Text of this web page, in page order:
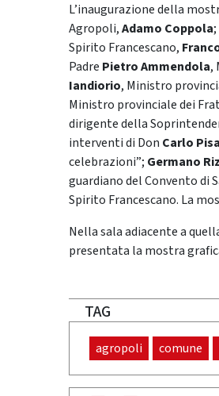
L’inaugurazione della
Agropoli,Adamo Coppola
Spirito Francescano,
Padre Pietro Ammendola,
Iandiorio, Ministro
Ministro provinciale dei
dirigente della
interventi di Don Carlo
celebrazioni”; Germano
guardiano del Convento di
Spirito Francescano. La
Nella sala adiacente a
presentata la mostra
TAG
agropoli comune